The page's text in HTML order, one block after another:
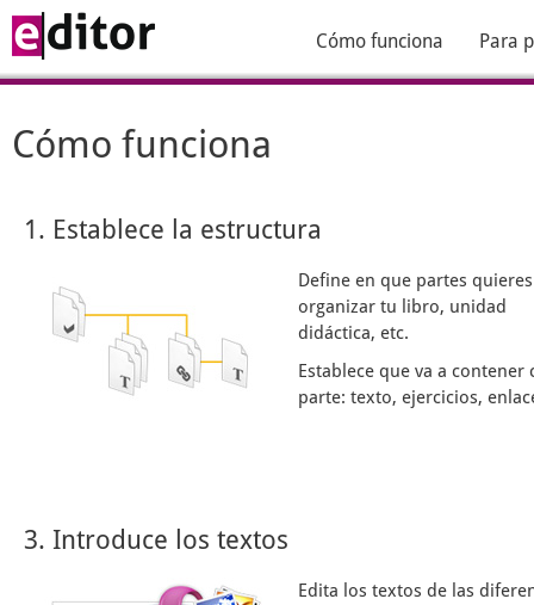
Cómo funciona Para
Cómo funciona
1. Establece la estructura
Define en que partes quieres
organizar tu libro, unidad
didáctica, etc.
Establece que va a contener
parte: texto, ejercicios,
3. Introduce los textos
Edita los textos de las